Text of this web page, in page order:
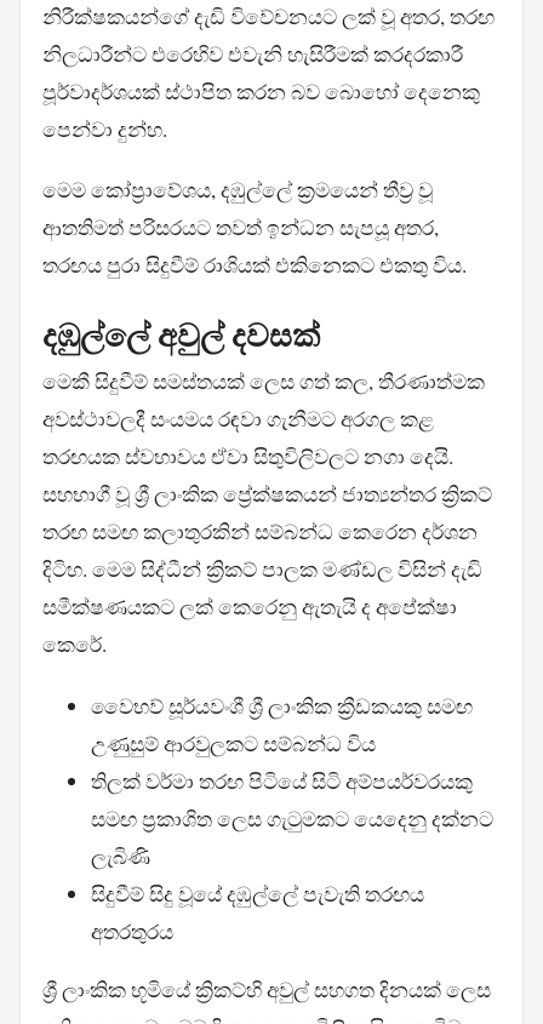
නිරීක්ෂකයන්ගේ දැඩි විවේචනයට ලක් වූ අතර, තරඟ
නිලධාරීන්ට එරෙහිව එවැනි හැසිරීමක් කරදරකාරී
පූර්වාදර්ශයක් ස්ථාපිත කරන බව බොහෝ දෙනෙකු
පෙන්වා දුන්හ.
මෙම කෝප්‍රාවේශය, දඹුල්ලේ ක්‍රමයෙන් තීව්‍ර වූ
ආතතිමත් පරිසරයට තවත් ඉන්ධන සැපයූ අතර,
තරඟය පුරා සිදුවීම් රාශියක් එකිනෙකට එකතු විය.
දඹුල්ලේ අවුල් දවසක්
මෙකී සිදුවීම් සමස්තයක් ලෙස ගත් කල, තීරණාත්මක
අවස්ථාවලදී සංයමය රඳවා ගැනීමට අරගල කළ
තරඟයක ස්වභාවය ඒවා සිතුවිලිවලට නගා දෙයි.
සහභාගී වූ ශ්‍රී ලාංකික ප්‍රේක්ෂකයන් ජාත්‍යන්තර ක්‍රිකට්
තරඟ සමඟ කලාතුරකින් සම්බන්ධ කෙරෙන දර්ශන
දිටිහ. මෙම සිද්ධීන් ක්‍රිකට් පාලක මණ්ඩල විසින් දැඩි
සමීක්ෂණයකට ලක් කෙරෙනු ඇතැයි ද අපේක්ෂා
කෙරේ.
වෛභව් සූර්යවංශී ශ්‍රී ලාංකික ක්‍රීඩකයකු සමඟ
උණුසුම් ආරවුලකට සම්බන්ධ විය
තිලක් වර්මා තරඟ පිටියේ සිටි අම්පයර්වරයකු
සමඟ ප්‍රකාශිත ලෙස ගැටුමකට යෙදෙනු දක්නට
ලැබිණි
සිදුවීම් සිදු වූයේ දඹුල්ලේ පැවැති තරඟය
අතරතුරය
ශ්‍රී ලාංකික භූමියේ ක්‍රිකට්හි අවුල් සහගත දිනයක් ලෙස